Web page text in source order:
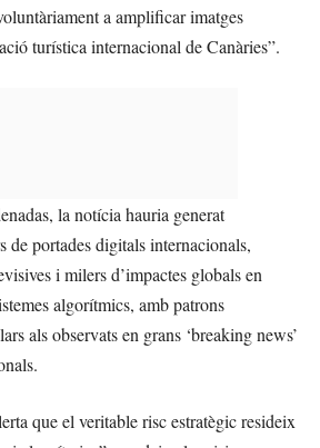
a amplificar imatges
turística internacional de Canàries”.
la notícia hauria generat
de portades digitals internacionals,
i milers d’impactes globals en
algorítmics, amb patrons
als observats en grans ‘breaking news’
que el veritable risc estratègic resideix